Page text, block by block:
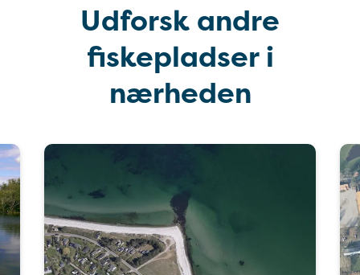
Udforsk andre
fiskepladser i
nærheden